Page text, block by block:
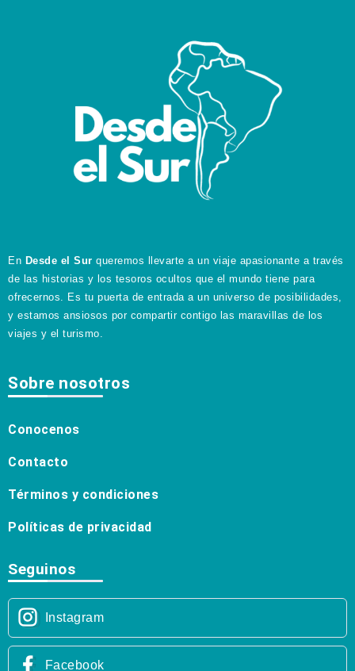
En Desde el Sur queremos llevarte a un viaje apasionante a través
de las historias y los tesoros ocultos que el mundo tiene para
ofrecernos. Es tu puerta de entrada a un universo de posibilidades,
y estamos ansiosos por compartir contigo las maravillas de los
viajes y el turismo.
Sobre nosotros
Conocenos
Contacto
Términos y condiciones
Políticas de privacidad
Seguinos
Instagram
Facebook